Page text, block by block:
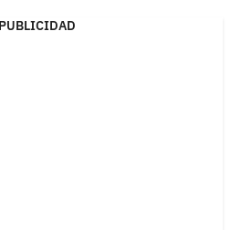
PUBLICIDAD